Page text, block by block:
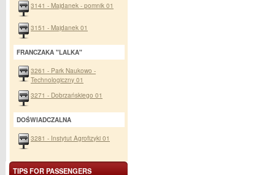
3141 - Majdanek - pomnik 01
3151 - Majdanek 01
FRANCZAKA "LALKA"
3261 - Park Naukowo -
Technologiczny 01
3271 - Dobrzańskiego 01
DOŚWIADCZALNA
3281 - Instytut Agrofizyki 01
TIPS FOR PASSENGERS